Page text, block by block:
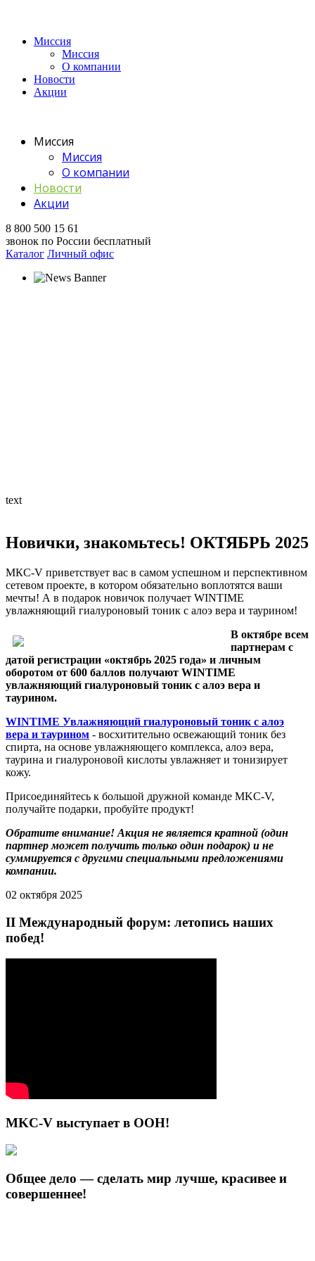
Миссия
Миссия
О компании
Новости
Акции
Миссия
Миссия
О компании
Новости
Акции
8 800 500 15 61
звонок по России бесплатный
Каталог Личный офис
text
Новички, знакомьтесь! ОКТЯБРЬ 2025
МКС-V приветствует вас в самом успешном и перспективном
сетевом проекте, в котором обязательно воплотятся ваши
мечты! А в подарок новичок получает WINTIME
увлажняющий гиалуроновый тоник с алоэ вера и таурином!
В октябре всем
партнерам с
датой регистрации «октябрь 2025 года» и личным
оборотом от 600 баллов получают WINTIME
увлажняющий гиалуроновый тоник с алоэ вера и
таурином.
WINTIME Увлажняющий гиалуроновый тоник с алоэ
вера и таурином - восхитительно освежающий тоник без
спирта, на основе увлажняющего комплекса, алоэ вера,
таурина и гиалуроновой кислоты увлажняет и тонизирует
кожу.
Присоединяйтесь к большой дружной команде MKC-V,
получайте подарки, пробуйте продукт!
Обратите внимание! Акция не является кратной (один
партнер может получить только один подарок) и не
суммируется с другими специальными предложениями
компании.
02 октября 2025
II Международный форум: летопись наших
побед!
MKC-V выступает в ООН!
Общее дело — сделать мир лучше, красивее и
совершеннее!